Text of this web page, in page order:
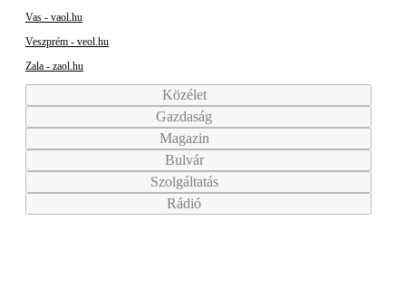
Vas - vaol.hu
Veszprém - veol.hu
Zala - zaol.hu
Közélet
Gazdaság
Magazin
Bulvár
Szolgáltatás
Rádió